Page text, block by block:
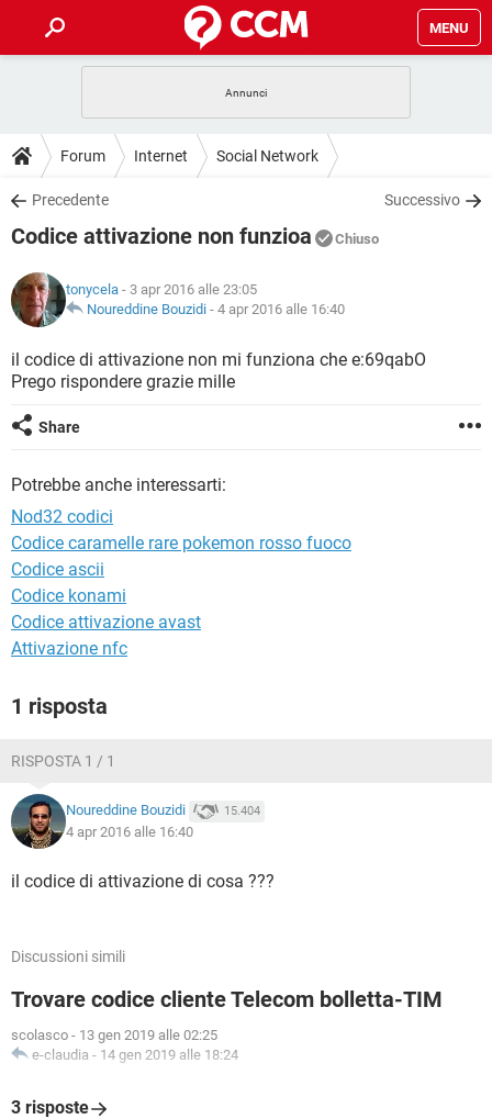
MENU
INTRATTENIMENTO ANDROID
iOS
INSTAGRAM WHATSAPP
TIKTOK
HARDWARE
GUIDE
COVID-19
INSTAGRAM
TIKTOK
HARDWARE
DOWNLOAD
COVID-19 GAMING
INTRATTENIMENTO
iOS WINDOWS 10
INSTAGRAM WHATSAPP
TIKTOK
HARDWARE
COVID-19
INTRATTENIMENTO
iOS WINDOWS 10
HARDWARE
GLOSSARIO
COVID-19 GAMING
INTRATTENIMENTO
iOS
HARDWARE
Forum Internet Social Network
Precedente Successivo
Codice attivazione non funzioa Chiuso
tonycela - 3 apr 2016 alle 23:05
Noureddine Bouzidi - 4 apr 2016 alle 16:40
il codice di attivazione non mi funziona che e:69qabO
Prego rispondere grazie mille
Share
Potrebbe anche interessarti:
Nod32 codici
Codice caramelle rare pokemon rosso fuoco
Codice ascii
Codice konami
Codice attivazione avast
Attivazione nfc
1 risposta
RISPOSTA 1 / 1
Noureddine Bouzidi 15.404
4 apr 2016 alle 16:40
il codice di attivazione di cosa ???
Discussioni simili
Trovare codice cliente Telecom bolletta-TIM
scolasco - 13 gen 2019 alle 02:25
e-claudia - 14 gen 2019 alle 18:24
3 risposte